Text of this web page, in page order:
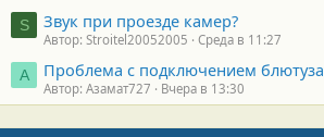
S Звук при проезде камер?
Автор: Stroitel20052005 Среда в 11:27
А Проблема с подключением блютуза
Автор: Азамат727 Вчера в 13:30